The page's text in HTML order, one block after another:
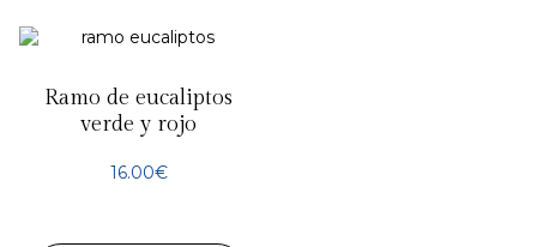
Ramo de eucaliptos
verde y rojo
16.00€